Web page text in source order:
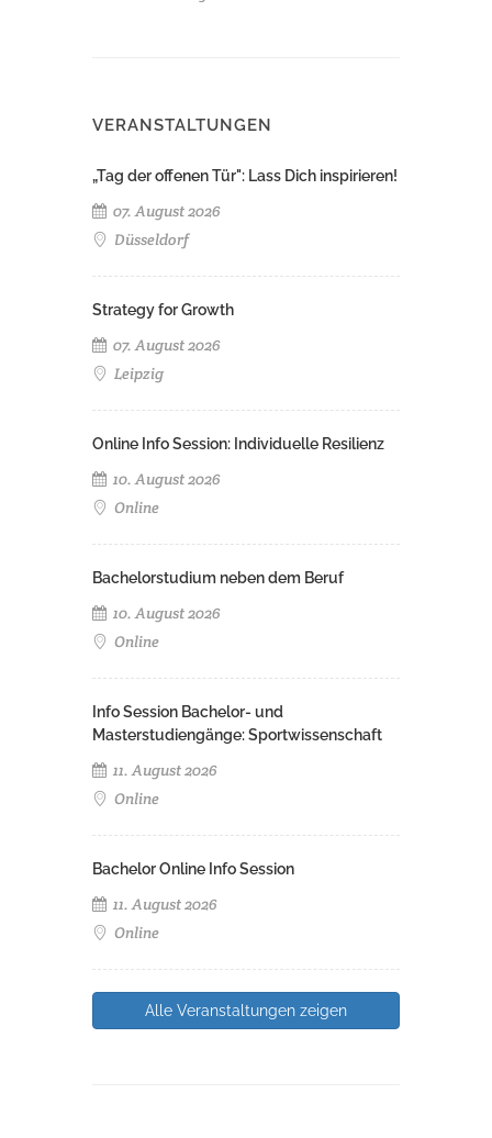
VERANSTALTUNGEN
„Tag der offenen Tür": Lass Dich inspirieren!
07. August 2026
Düsseldorf
Strategy for Growth
07. August 2026
Leipzig
Online Info Session: Individuelle Resilienz
10. August 2026
Online
Bachelorstudium neben dem Beruf
10. August 2026
Online
Info Session Bachelor- und
Masterstudiengänge: Sportwissenschaft
11. August 2026
Online
Bachelor Online Info Session
11. August 2026
Online
Alle Veranstaltungen zeigen